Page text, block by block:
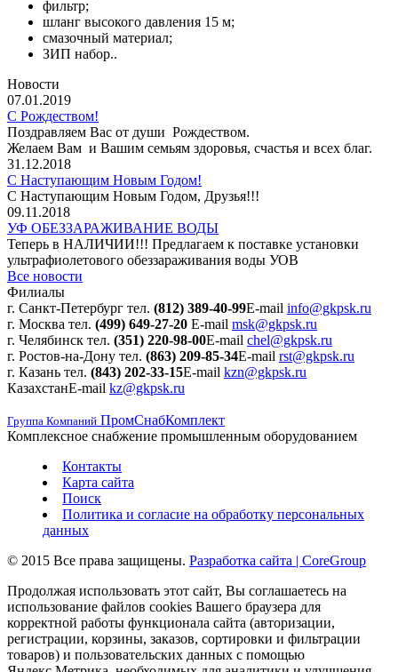
фильтр;
шланг высокого давления 15 м;
смазочный материал;
ЗИП набор..
Новости
07.01.2019
С Рождеством!
Поздравляем Вас от души Рождеством.
Желаем Вам и Вашим семьям здоровья, счастья и всех благ.
31.12.2018
С Наступающим Новым Годом!
С Наступающим Новым Годом, Друзья!!!
09.11.2018
УФ ОБЕЗЗАРАЖИВАНИЕ ВОДЫ
Теперь в НАЛИЧИИ!!! Предлагаем к поставке установки
ультрафиолетового обеззараживания воды УОВ
Все новости
Филиалы
г. Санкт-Петербург тел. (812) 389-40-99E-mail info@gkpsk.ru
г. Москва тел. (499) 649-27-20 E-mail msk@gkpsk.ru
г. Челябинск тел. (351) 220-98-00E-mail chel@gkpsk.ru
г. Ростов-на-Дону тел. (863) 209-85-34E-mail rst@gkpsk.ru
г. Казань тел. (843) 202-33-15E-mail kzn@gkpsk.ru
КазахстанE-mail kz@gkpsk.ru
Группа Компаний ПромСнабКомплект
Комплексное снабжение промышленным оборудованием
Контакты
Карта сайта
Поиск
Политика и согласие на обработку персональных
данных
© 2015 Все права защищены. Разработка сайта | CoreGroup
Продолжая использовать этот сайт, Вы соглашаетесь на
использование файлов cookies Вашего браузера для
корректной работы функционала сайта (авторизации,
регистрации, корзины, заказов, сортировки и фильтрации
товаров) и пользовательских данных с помощью